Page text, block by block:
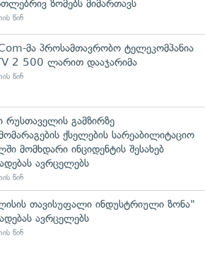
ზომებს მიმართავს
წინ
მა პროსამთავრობო ტელეკომპანია
2 500 ლარით დააჯარიმა
წინ
რუსთაველის გამზირზე
ქსელების სარეაბილიტაციო
მომხდარი ინციდენტის შესახებ
ავრცელებს
წინ
თავისუფალი ინდუსტრიული ზონა"
ავრცელებს
წინ